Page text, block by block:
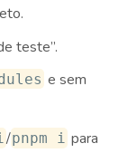
teste”.
e sem
/pnpm i para